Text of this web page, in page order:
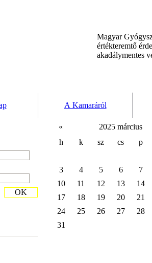
Magyar
értékteremtő
akadálymentes
A Kamaráról
OK
« 2025 március
h
k sz cs p
3
4 5 6 7
10
11 12 13 14
17
18 19 20 21
24
25 26 27 28
31